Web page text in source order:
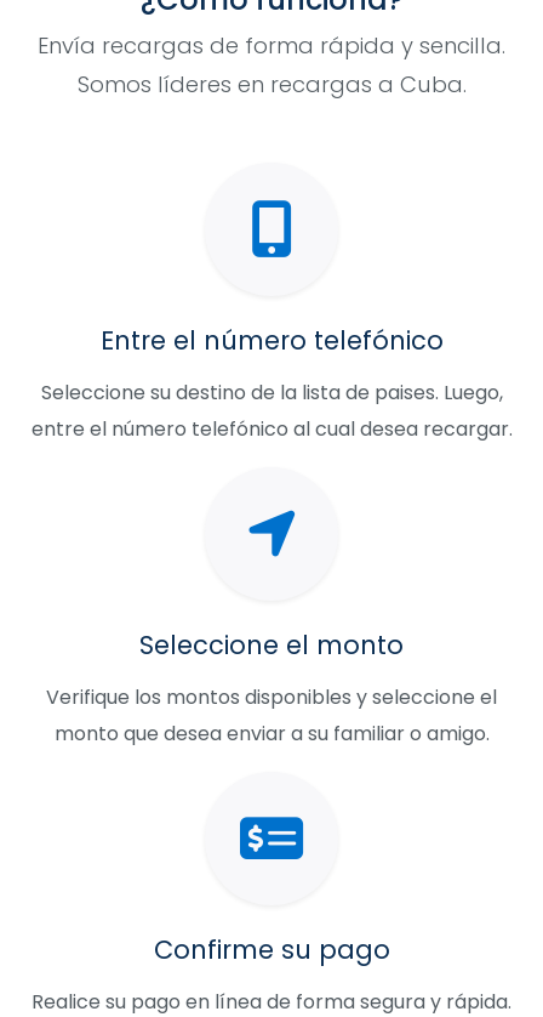
Envía recargas de forma rápida y sencilla.
Somos líderes en recargas a Cuba.
Entre el número telefónico
Seleccione su destino de la lista de paises. Luego,
entre el número telefónico al cual desea recargar.
Seleccione el monto
Verifique los montos disponibles y seleccione el
monto que desea enviar a su familiar o amigo.
Confirme su pago
Realice su pago en línea de forma segura y rápida.